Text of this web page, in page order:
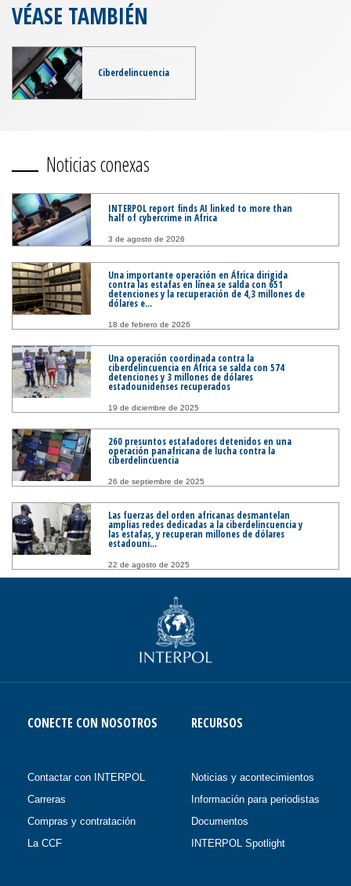
VÉASE TAMBIÉN
Ciberdelincuencia
Noticias conexas
INTERPOL report finds AI linked to more than
half of cybercrime in Africa
3 de agosto de 2026
Una importante operación en África dirigida
contra las estafas en línea se salda con 651
detenciones y la recuperación de 4,3 millones de
dólares e...
18 de febrero de 2026
Una operación coordinada contra la
ciberdelincuencia en África se salda con 574
detenciones y 3 millones de dólares
estadounidenses recuperados
19 de diciembre de 2025
260 presuntos estafadores detenidos en una
operación panafricana de lucha contra la
ciberdelincuencia
26 de septiembre de 2025
Las fuerzas del orden africanas desmantelan
amplias redes dedicadas a la ciberdelincuencia y
las estafas, y recuperan millones de dólares
estadouni...
22 de agosto de 2025
CONECTE CON NOSOTROS
Contactar con INTERPOL
Carreras
Compras y contratación
La CCF
RECURSOS
Noticias y acontecimientos
Información para periodistas
Documentos
INTERPOL Spotlight